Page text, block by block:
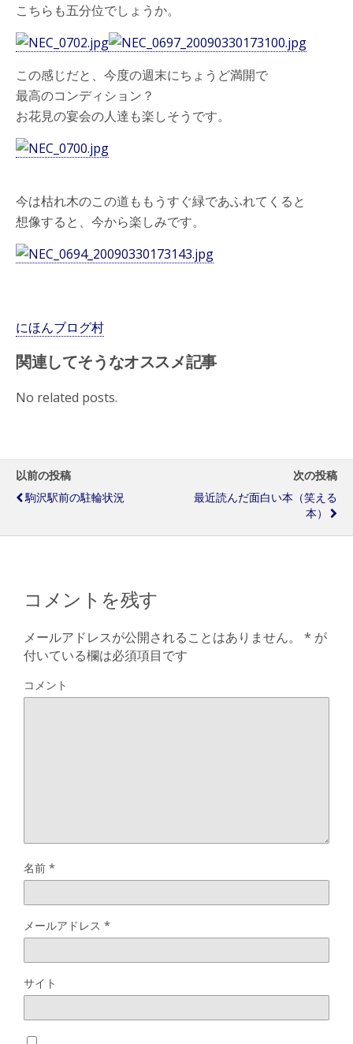
こちらも五分位でしょうか。
この感じだと、今度の週末にちょうど満開で
最高のコンディション？
お花見の宴会の人達も楽しそうです。
今は枯れ木のこの道ももうすぐ緑であふれてくると
想像すると、今から楽しみです。
にほんブログ村
関連してそうなオススメ記事
No related posts.
以前の投稿
駒沢駅前の駐輪状況
次の投稿
最近読んだ面白い本（笑える
本）
コメントを残す
メールアドレスが公開されることはありません。 * が
付いている欄は必須項目です
コメント
名前 *
メールアドレス *
サイト